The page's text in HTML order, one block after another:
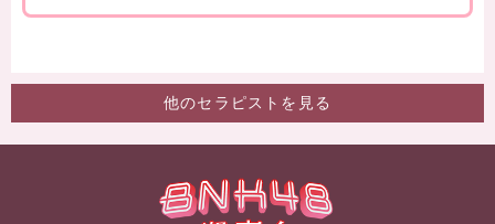
他のセラピストを見る